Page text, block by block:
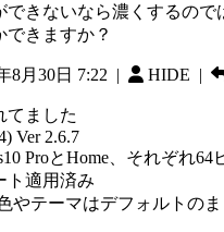
できないなら濃くするので
できますか？
8月30日 7:22 | HIDE |
てました
Ver 2.6.7
ProとHome、それぞれ64
ト適用済み
やテーマはデフォルトの